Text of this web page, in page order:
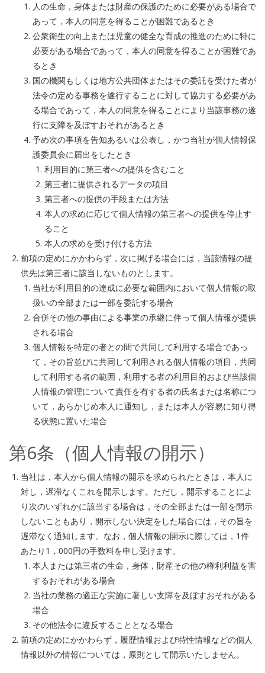
人の生命，身体または財産の保護のために必要がある場合で
あって，本人の同意を得ることが困難であるとき
公衆衛生の向上または児童の健全な育成の推進のために特に
必要がある場合であって，本人の同意を得ることが困難であ
るとき
国の機関もしくは地方公共団体またはその委託を受けた者が
法令の定める事務を遂行することに対して協力する必要があ
る場合であって，本人の同意を得ることにより当該事務の遂
行に支障を及ぼすおそれがあるとき
予め次の事項を告知あるいは公表し，かつ当社が個人情報保
護委員会に届出をしたとき
利用目的に第三者への提供を含むこと
第三者に提供されるデータの項目
第三者への提供の手段または方法
本人の求めに応じて個人情報の第三者への提供を停止す
ること
本人の求めを受け付ける方法
前項の定めにかかわらず，次に掲げる場合には，当該情報の提
供先は第三者に該当しないものとします。
当社が利用目的の達成に必要な範囲内において個人情報の取
扱いの全部または一部を委託する場合
合併その他の事由による事業の承継に伴って個人情報が提供
される場合
個人情報を特定の者との間で共同して利用する場合であっ
て，その旨並びに共同して利用される個人情報の項目，共同
して利用する者の範囲，利用する者の利用目的および当該個
人情報の管理について責任を有する者の氏名または名称につ
いて，あらかじめ本人に通知し，または本人が容易に知り得
る状態に置いた場合
第6条（個人情報の開示）
当社は，本人から個人情報の開示を求められたときは，本人に
対し，遅滞なくこれを開示します。ただし，開示することによ
り次のいずれかに該当する場合は，その全部または一部を開示
しないこともあり，開示しない決定をした場合には，その旨を
遅滞なく通知します。なお，個人情報の開示に際しては，1件
あたり1，000円の手数料を申し受けます。
本人または第三者の生命，身体，財産その他の権利利益を害
するおそれがある場合
当社の業務の適正な実施に著しい支障を及ぼすおそれがある
場合
その他法令に違反することとなる場合
前項の定めにかかわらず，履歴情報および特性情報などの個人
情報以外の情報については，原則として開示いたしません。